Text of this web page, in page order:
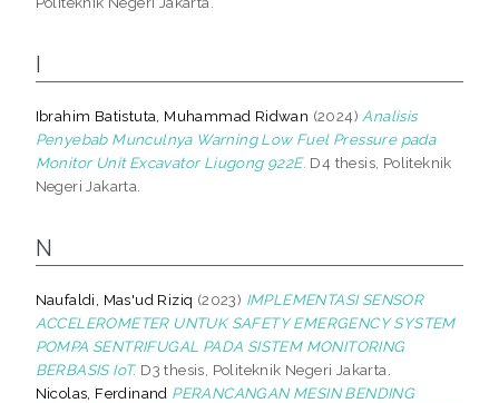
I
Ibrahim Batistuta, Muhammad Ridwan (2024) Analisis
Penyebab Munculnya Warning Low Fuel Pressure pada
Monitor Unit Excavator Liugong 922E. D4 thesis, Politeknik
Negeri Jakarta.
N
Naufaldi, Mas'ud Riziq (2023) IMPLEMENTASI SENSOR
ACCELEROMETER UNTUK SAFETY EMERGENCY SYSTEM
POMPA SENTRIFUGAL PADA SISTEM MONITORING
BERBASIS IoT. D3 thesis, Politeknik Negeri Jakarta.
Nicolas, Ferdinand PERANCANGAN MESIN BENDING